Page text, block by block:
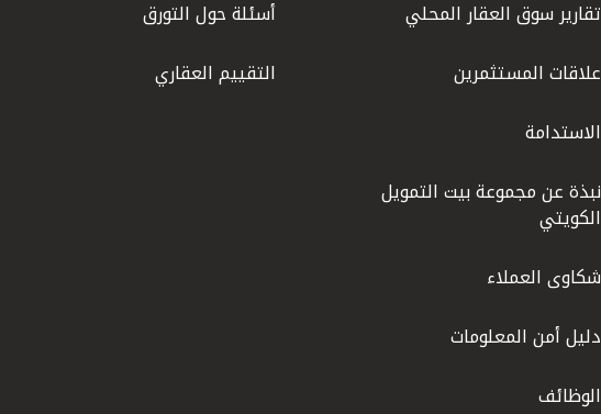
تقارير سوق العقار المحلي
علاقات المستثمرين
الاستدامة
نبذة عن مجموعة بيت التمويل
الكويتي
شكاوى العملاء
دليل أمن المعلومات
الوظائف
أسئلة حول التورق
التقييم العقاري